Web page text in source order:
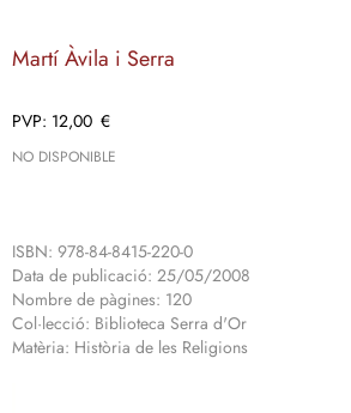
Martí Àvila i Serra
12,00 €
NO DISPONIBLE
ISBN: 978-84-8415-220-0
Data de publicació: 25/05/2008
Nombre de pàgines: 120
Col·lecció: Biblioteca Serra d'Or
Matèria: Història de les Religions